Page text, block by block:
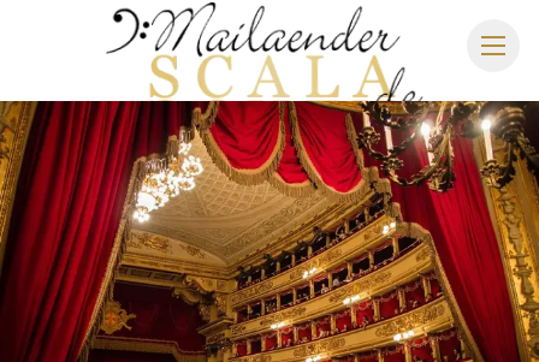
MAILÄNDER SCALA
SPIELPLAN 2026/2027
SITZPLAN HOTELS